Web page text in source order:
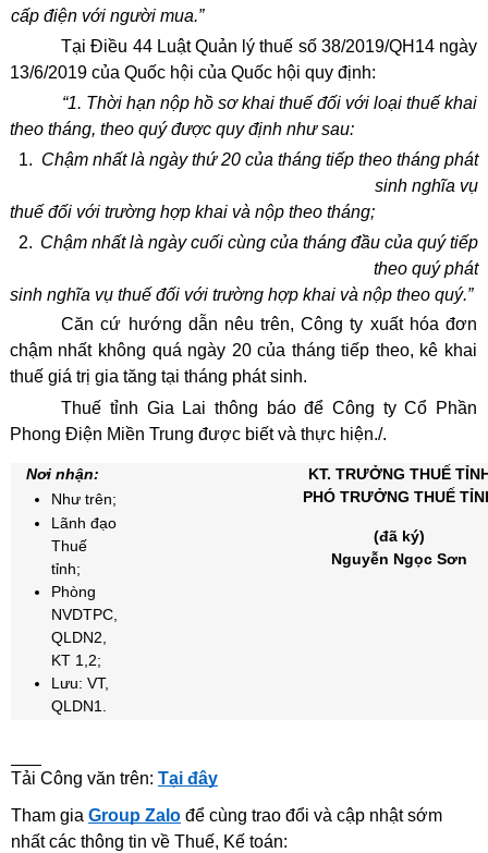
cấp điện với người mua.”
Tại Điều 44 Luật Quản lý thuế số 38/2019/QH14 ngày
13/6/2019 của Quốc hội của Quốc hội quy định:
“1. Thời hạn nộp hồ sơ khai thuế đối với loại thuế khai
theo tháng, theo quý được quy định như sau:
Chậm nhất là ngày thứ 20 của tháng tiếp theo tháng phát
sinh nghĩa vụ
thuế đối với trường hợp khai và nộp theo tháng;
Chậm nhất là ngày cuối cùng của tháng đầu của quý tiếp
theo quý phát
sinh nghĩa vụ thuế đối với trường hợp khai và nộp theo quý.”
Căn cứ hướng dẫn nêu trên, Công ty xuất hóa đơn
chậm nhất không quá ngày 20 của tháng tiếp theo, kê khai
thuế giá trị gia tăng tại tháng phát sinh.
Thuế tỉnh Gia Lai thông báo để Công ty Cổ Phần
Phong Điện Miền Trung được biết và thực hiện./.
Nơi nhận:
Như trên;
Lãnh đạo
Thuế
tỉnh;
Phòng
NVDTPC,
QLDN2,
KT 1,2;
Lưu: VT,
QLDN1.
KT. TRƯỞNG THUẾ
PHÓ TRƯỞNG THUẾ
(đã ký)
Nguyễn Ngọc Sơn
Tải Công văn trên: Tại đây
Tham gia Group Zalo để cùng trao đổi và cập nhật sớm
nhất các thông tin về Thuế, Kế toán: